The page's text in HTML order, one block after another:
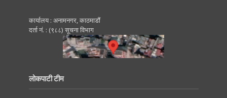
कार्यालय : अनामनगर, काठमाडाैं
दर्ता नं. : (९८८) सूचना विभाग
लोकपाटी टीम